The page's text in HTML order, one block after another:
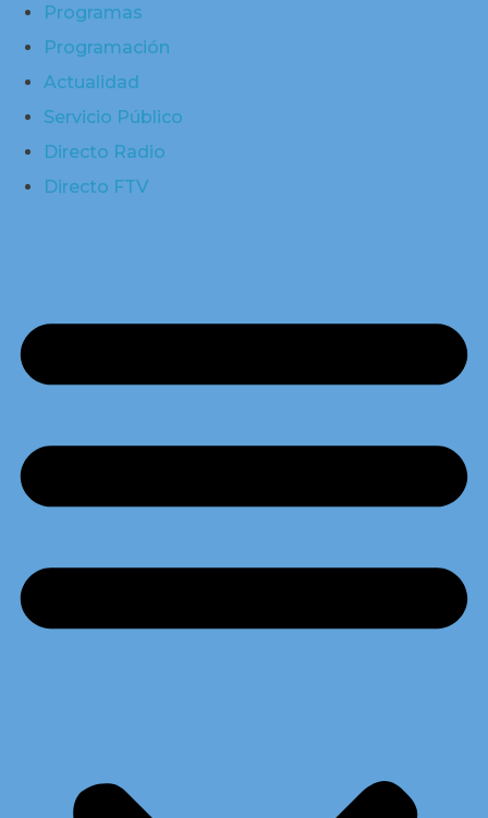
Programas
Programación
Actualidad
Servicio Público
Directo Radio
Directo FTV